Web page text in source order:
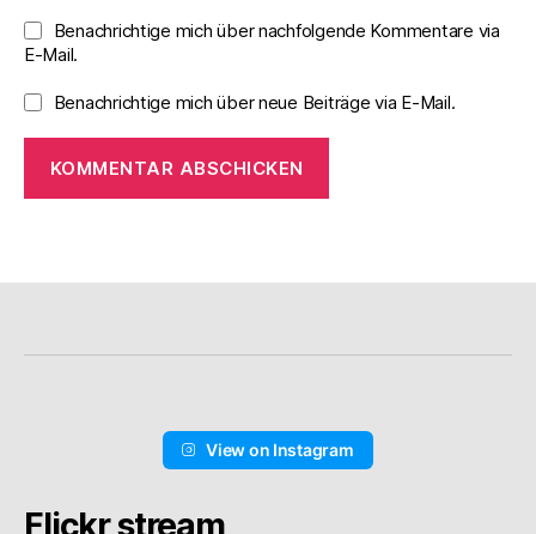
Benachrichtige mich über nachfolgende Kommentare via
E-Mail.
Benachrichtige mich über neue Beiträge via E-Mail.
View on Instagram